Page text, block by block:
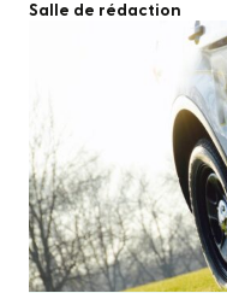
Salle de rédaction